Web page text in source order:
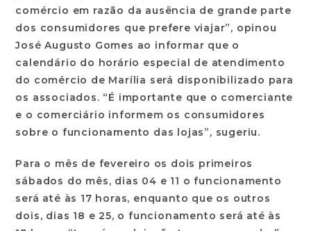
comércio em razão da ausência de grande parte
dos consumidores que prefere viajar”, opinou
José Augusto Gomes ao informar que o
calendário do horário especial de atendimento
do comércio de Marília será disponibilizado para
os associados. “É importante que o comerciante
e o comerciário informem os consumidores
sobre o funcionamento das lojas”, sugeriu.
Para o mês de fevereiro os dois primeiros
sábados do mês, dias 04 e 11 o funcionamento
será até às 17 horas, enquanto que os outros
dois, dias 18 e 25, o funcionamento será até às